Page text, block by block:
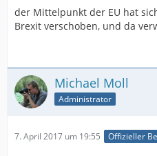
der Mittelpunkt der EU hat
Brexit verschoben, und da
Michael Moll
Administrator
7. April 2017 um 19:55 Offizieller